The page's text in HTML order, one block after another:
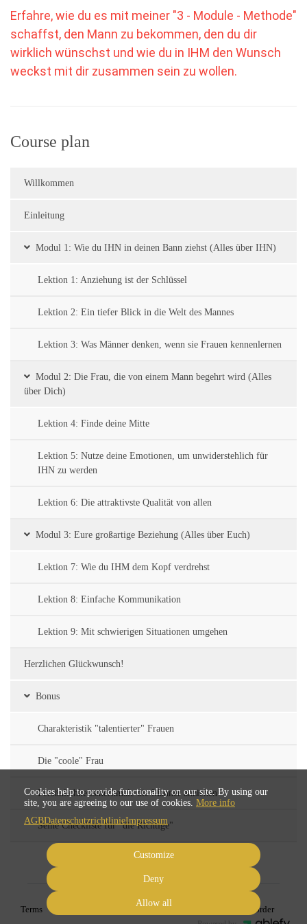
Erfahre, wie du es mit meiner "3 - Module - Methode"
schaffst, den Mann zu bekommen, den du dir
wirklich wünschst und wie du in IHM den Wunsch
weckst mit dir zusammen sein zu wollen.
Course plan
Willkommen
Einleitung
Modul 1: Wie du IHN in deinen Bann ziehst (Alles über IHN)
Lektion 1: Anziehung ist der Schlüssel
Lektion 2: Ein tiefer Blick in die Welt des Mannes
Lektion 3: Was Männer denken, wenn sie Frauen kennenlernen
Modul 2: Die Frau, die von einem Mann begehrt wird (Alles
über Dich)
Lektion 4: Finde deine Mitte
Lektion 5: Nutze deine Emotionen, um unwiderstehlich für
IHN zu werden
Lektion 6: Die attraktivste Qualität von allen
Modul 3: Eure großartige Beziehung (Alles über Euch)
Lektion 7: Wie du IHM dem Kopf verdrehst
Lektion 8: Einfache Kommunikation
Lektion 9: Mit schwierigen Situationen umgehen
Herzlichen Glückwunsch!
Bonus
Charakteristik "talentierter" Frauen
Die "coole" Frau
Persönlichkeitsmerkmale die Männer anziehen
Seine Checkliste für "die Richtige"
Terms Cancel subscription Cancel order
Cookies help to provide functionality on our site. By using our
site, you are agreeing to our use of cookies. More info
AGBDatenschutzrichtlinieImpressum
Customize
Deny
Allow all